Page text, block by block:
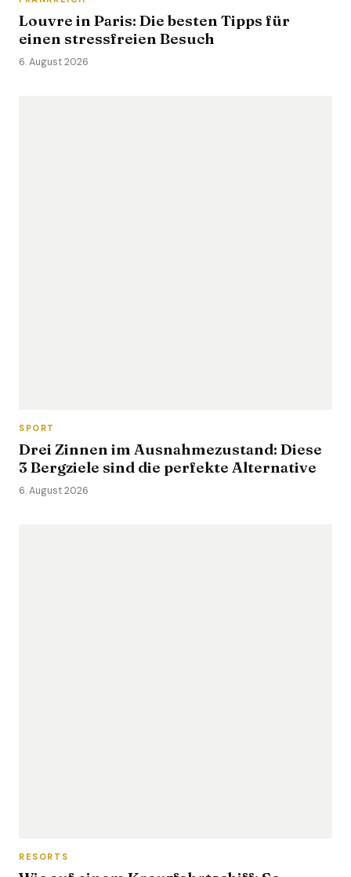
Louvre in Paris: Die besten Tipps für
einen stressfreien Besuch
6. August 2026
SPORT
Drei Zinnen im Ausnahmezustand: Diese
3 Bergziele sind die perfekte Alternative
6. August 2026
RESORTS